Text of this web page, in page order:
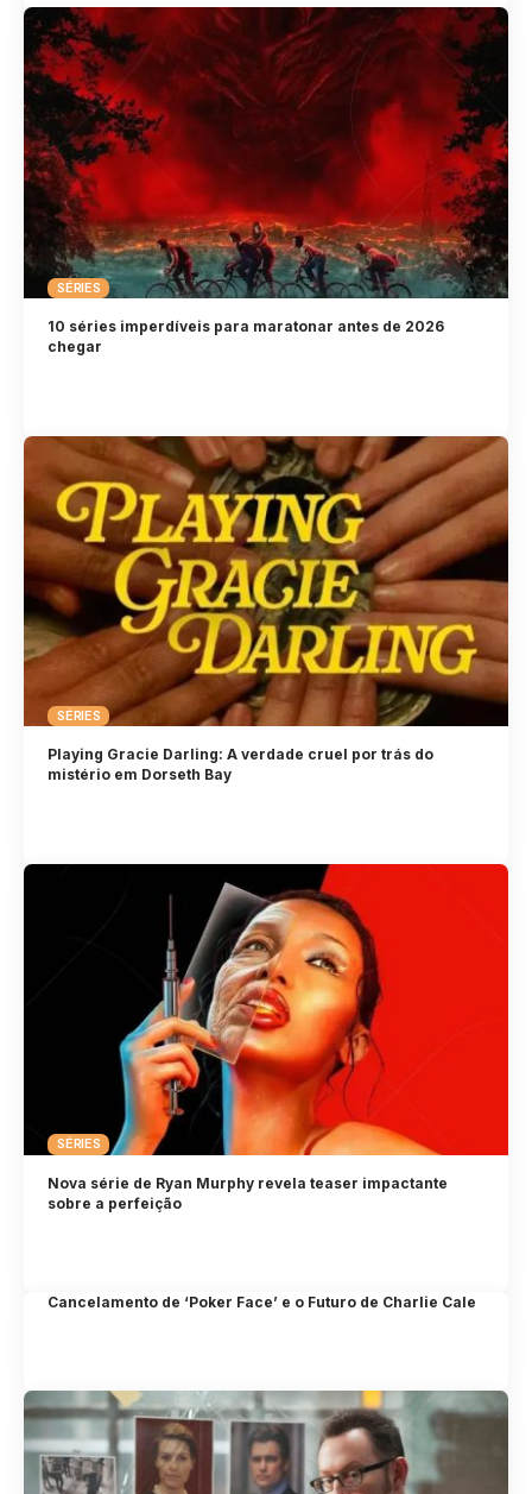
SÉRIES
10 séries imperdíveis para maratonar antes de 2026
chegar
SÉRIES
Playing Gracie Darling: A verdade cruel por trás do
mistério em Dorseth Bay
SÉRIES
Nova série de Ryan Murphy revela teaser impactante
sobre a perfeição
Cancelamento de ‘Poker Face’ e o Futuro de Charlie Cale